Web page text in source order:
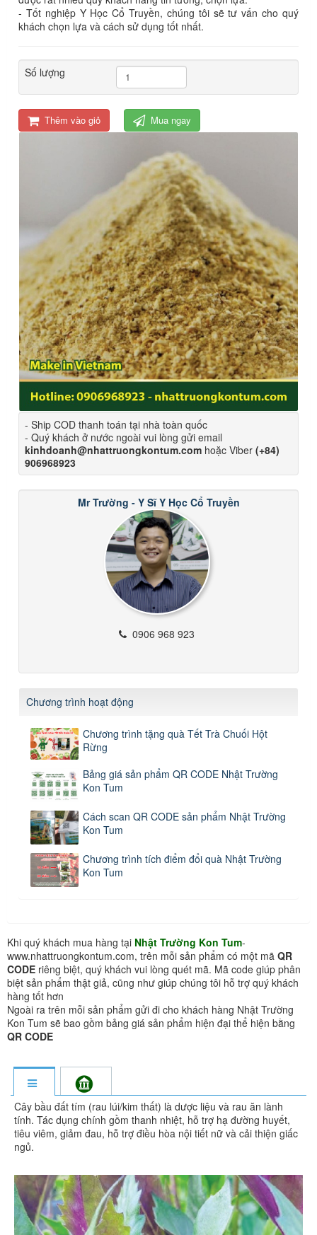
- Tốt nghiệp Y Học Cổ Truyền, chúng tôi sẽ tư vấn cho quý
khách chọn lựa và cách sử dụng tốt nhất.
Số lượng
Thêm vào giỏ Mua ngay
- Ship COD thanh toán tại nhà toàn quốc
- Quý khách ở nước ngoài vui lòng gửi email
kinhdoanh@nhattruongkontum.com hoặc Viber (+84)
906968923
Mr Trường - Y Sĩ Y Học Cổ Truyền
0906 968 923
Chương trình hoạt động
Chương trình tặng quà Tết Trà Chuối Hột
Rừng
Bảng giá sản phẩm QR CODE Nhật Trường
Kon Tum
Cách scan QR CODE sản phẩm Nhật Trường
Kon Tum
Chương trình tích điểm đổi quà Nhật Trường
Kon Tum
Khi quý khách mua hàng tại Nhật Trường Kon Tum-
www.nhattruongkontum.com, trên mỗi sản phẩm có một mã QR
CODE riêng biệt, quý khách vui lòng quét mã. Mã code giúp phân
biệt sản phẩm thật giả, cũng như giúp chúng tôi hỗ trợ quý khách
hàng tốt hơn
Ngoài ra trên mỗi sản phẩm gửi đi cho khách hàng Nhật Trường
Kon Tum sẽ bao gồm bảng giá sản phẩm hiện đại thể hiện bằng
QR CODE
Cây bầu đất tím (rau lúi/kim thất) là dược liệu và rau ăn lành
tính. Tác dụng chính gồm thanh nhiệt, hỗ trợ hạ đường huyết,
tiêu viêm, giảm đau, hỗ trợ điều hòa nội tiết nữ và cải thiện giấc
ngủ.